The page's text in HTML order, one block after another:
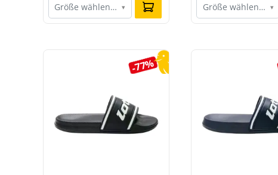
Größe wählen… ▾ Größe wählen… ▾
Produktgalerie überspringen
-77%